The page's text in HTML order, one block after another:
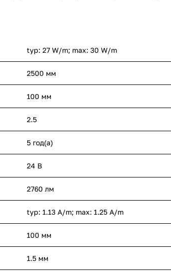
typ: 27 W/m; max: 30 W/m
2500 мм
100 мм
2.5
5 год(а)
24 В
2760 лм
typ: 1.13 A/m; max: 1.25 A/m
100 мм
1.5 мм